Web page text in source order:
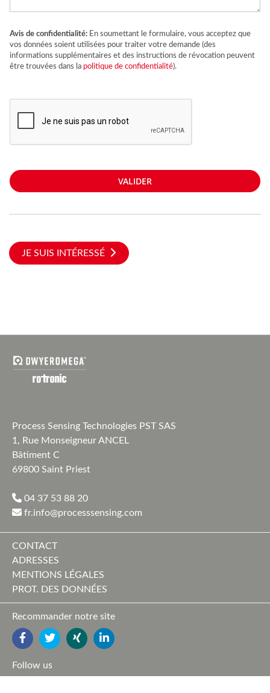
Avis de confidentialité:
vos données soient utilisées pour traiter votre demande (des
informations supplémentaires et des instructions de révocation peuvent
être trouvées dans la politique de confidentialité).
VALIDER
JE SUIS INTÉRESSÉ
Process Sensing Technologies PST SAS
1, Rue Monseigneur ANCEL
Bâtiment C
69800 Saint Priest
04 37 53 88 20
fr.info@processsensing.com
CONTACT
ADRESSES
MENTIONS LÉGALES
PROT. DES DONNÉES
Recommander notre site
FACEBOOK
TWITTERYOUTUBELINKEDIN
Follow us